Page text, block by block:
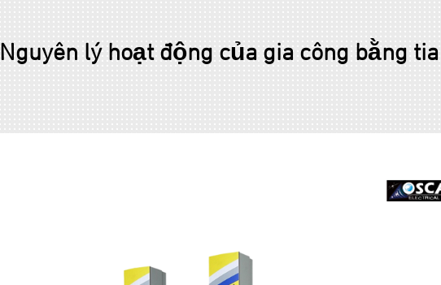
Nguyên lý hoạt động của gia công bằng